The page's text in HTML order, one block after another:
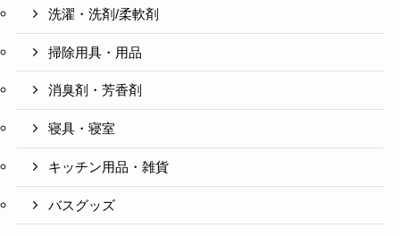
洗濯・洗剤/柔軟剤
掃除用具・用品
消臭剤・芳香剤
寝具・寝室
キッチン用品・雑貨
バスグッズ